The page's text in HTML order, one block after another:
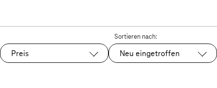
Preis
Sortieren nach:
Ausgewählt:
Neu eingetroffen